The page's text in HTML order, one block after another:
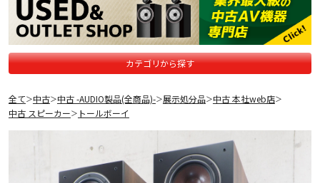
カテゴリから探す
全て＞中古＞中古 -AUDIO製品(全商品)-＞展示処分品＞中古 本社web店＞
中古 スピーカー＞ トールボーイ